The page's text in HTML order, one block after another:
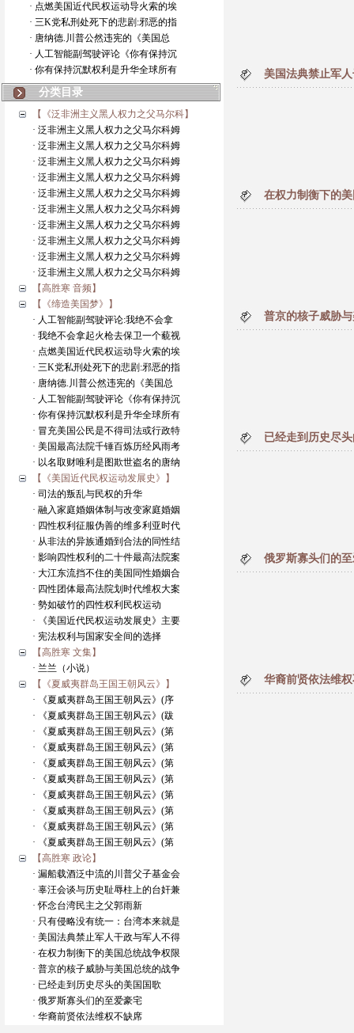
· 点燃美国近代民权运动导火索的埃
· 三K党私刑处死下的悲剧:邪恶的指
· 唐纳德.川普公然违宪的《美国总
· 人工智能副驾驶评论《你有保持沉
· 你有保持沉默权利是升华全球所有
分类目录
【《泛非洲主义黑人权力之父马尔科】
· 泛非洲主义黑人权力之父马尔科姆
· 泛非洲主义黑人权力之父马尔科姆
· 泛非洲主义黑人权力之父马尔科姆
· 泛非洲主义黑人权力之父马尔科姆
· 泛非洲主义黑人权力之父马尔科姆
· 泛非洲主义黑人权力之父马尔科姆
· 泛非洲主义黑人权力之父马尔科姆
· 泛非洲主义黑人权力之父马尔科姆
· 泛非洲主义黑人权力之父马尔科姆
· 泛非洲主义黑人权力之父马尔科姆
【高胜寒 音频】
【《缔造美国梦》】
· 人工智能副驾驶评论:我绝不会拿
· 我绝不会拿起火枪去保卫一个藐视
· 点燃美国近代民权运动导火索的埃
· 三K党私刑处死下的悲剧:邪恶的指
· 唐纳德.川普公然违宪的《美国总
· 人工智能副驾驶评论《你有保持沉
· 你有保持沉默权利是升华全球所有
· 冒充美国公民是不得司法或行政特
· 美国最高法院千锤百炼历经风雨考
· 以名取财唯利是图欺世盗名的唐纳
【《美国近代民权运动发展史》】
· 司法的叛乱与民权的升华
· 融入家庭婚姻体制与改变家庭婚姻
· 四性权利征服伪善的维多利亚时代
· 从非法的异族通婚到合法的同性结
· 影响四性权利的二十件最高法院案
· 大江东流挡不住的美国同性婚姻合
· 四性团体最高法院划时代维权大案
· 勢如破竹的四性权利民权运动
· 《美国近代民权运动发展史》主要
· 宪法权利与国家安全间的选择
【高胜寒 文集】
· 兰兰（小说）
【《夏威夷群岛王国王朝风云》】
· 《夏威夷群岛王国王朝风云》(序
· 《夏威夷群岛王国王朝风云》(跋
· 《夏威夷群岛王国王朝风云》(第
· 《夏威夷群岛王国王朝风云》(第
· 《夏威夷群岛王国王朝风云》(第
· 《夏威夷群岛王国王朝风云》(第
· 《夏威夷群岛王国王朝风云》(第
· 《夏威夷群岛王国王朝风云》(第
· 《夏威夷群岛王国王朝风云》(第
· 《夏威夷群岛王国王朝风云》(第
【高胜寒 政论】
· 漏船载酒泛中流的川普父子基金会
· 辜汪会谈与历史耻辱柱上的台奸兼
· 怀念台湾民主之父郭雨新
· 只有侵略没有统一：台湾本来就是
· 美国法典禁止军人干政与军人不得
· 在权力制衡下的美国总统战争权限
· 普京的核子威胁与美国总统的战争
· 已经走到历史尽头的美国国歌
· 俄罗斯寡头们的至爱豪宅
· 华裔前贤依法维权不缺席
美国法典禁止军
在权力制衡下的
普京的核子威胁
已经走到历史尽
俄罗斯寡头们的
华裔前贤依法维